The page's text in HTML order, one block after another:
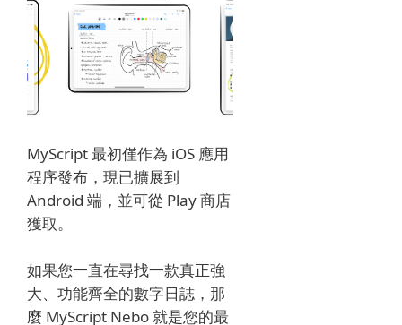
MyScript 最初僅作為 iOS 應用
程序發布，現已擴展到
Android 端，並可從 Play 商店
獲取。
如果您一直在尋找一款真正強
大、功能齊全的數字日誌，那
麼 MyScript Nebo 就是您的最